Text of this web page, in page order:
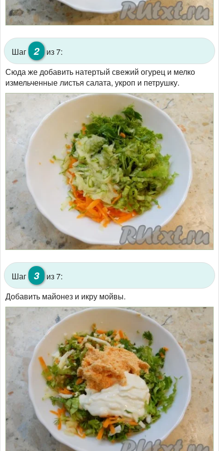
Шаг 2
из 7:
Сюда же добавить натертый свежий огурец и мелко
измельченные листья салата, укроп и петрушку.
Шаг 3
из 7:
Добавить майонез и икру мойвы.